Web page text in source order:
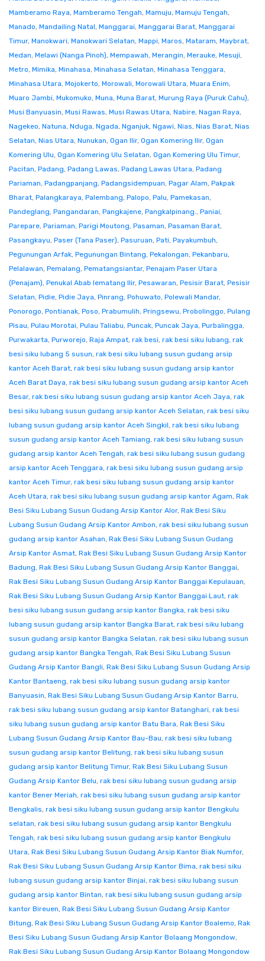
Mamberamo Raya, Mamberamo Tengah, Mamuju, Mamuju Tengah,
Manado, Mandailing Natal, Manggarai, Manggarai Barat, Manggarai
Timur, Manokwari, Manokwari Selatan, Mappi, Maros, Mataram, Maybrat,
Medan, Melawi (Nanga Pinoh), Mempawah, Merangin, Merauke, Mesuji,
Metro, Mimika, Minahasa, Minahasa Selatan, Minahasa Tenggara,
Minahasa Utara, Mojokerto, Morowali, Morowali Utara, Muara Enim,
Muaro Jambi, Mukomuko, Muna, Muna Barat, Murung Raya (Puruk Cahu),
Musi Banyuasin, Musi Rawas, Musi Rawas Utara, Nabire, Nagan Raya,
Nagekeo, Natuna, Nduga, Ngada, Nganjuk, Ngawi, Nias, Nias Barat, Nias
Selatan, Nias Utara, Nunukan, Ogan Ilir, Ogan Komering Ilir, Ogan
Komering Ulu, Ogan Komering Ulu Selatan, Ogan Komering Ulu Timur,
Pacitan, Padang, Padang Lawas, Padang Lawas Utara, Padang
Pariaman, Padangpanjang, Padangsidempuan, Pagar Alam, Pakpak
Bharat, Palangkaraya, Palembang, Palopo, Palu, Pamekasan,
Pandeglang, Pangandaran, Pangkajene, Pangkalpinang., Paniai,
Parepare, Pariaman, Parigi Moutong, Pasaman, Pasaman Barat,
Pasangkayu, Paser (Tana Paser), Pasuruan, Pati, Payakumbuh,
Pegunungan Arfak, Pegunungan Bintang, Pekalongan, Pekanbaru,
Pelalawan, Pemalang, Pematangsiantar, Penajam Paser Utara
(Penajam), Penukal Abab lematang Ilir, Pesawaran, Pesisir Barat, Pesisir
Selatan, Pidie, Pidie Jaya, Pinrang, Pohuwato, Polewali Mandar,
Ponorogo, Pontianak, Poso, Prabumulih, Pringsewu, Probolinggo, Pulang
Pisau, Pulau Morotai, Pulau Taliabu, Puncak, Puncak Jaya, Purbalingga,
Purwakarta, Purworejo, Raja Ampat, rak besi, rak besi siku lubang, rak
besi siku lubang 5 susun, rak besi siku lubang susun gudang arsip
kantor Aceh Barat, rak besi siku lubang susun gudang arsip kantor
Aceh Barat Daya, rak besi siku lubang susun gudang arsip kantor Aceh
Besar, rak besi siku lubang susun gudang arsip kantor Aceh Jaya, rak
besi siku lubang susun gudang arsip kantor Aceh Selatan, rak besi siku
lubang susun gudang arsip kantor Aceh Singkil, rak besi siku lubang
susun gudang arsip kantor Aceh Tamiang, rak besi siku lubang susun
gudang arsip kantor Aceh Tengah, rak besi siku lubang susun gudang
arsip kantor Aceh Tenggara, rak besi siku lubang susun gudang arsip
kantor Aceh Timur, rak besi siku lubang susun gudang arsip kantor
Aceh Utara, rak besi siku lubang susun gudang arsip kantor Agam, Rak
Besi Siku Lubang Susun Gudang Arsip Kantor Alor, Rak Besi Siku
Lubang Susun Gudang Arsip Kantor Ambon, rak besi siku lubang susun
gudang arsip kantor Asahan, Rak Besi Siku Lubang Susun Gudang
Arsip Kantor Asmat, Rak Besi Siku Lubang Susun Gudang Arsip Kantor
Badung, Rak Besi Siku Lubang Susun Gudang Arsip Kantor Banggai,
Rak Besi Siku Lubang Susun Gudang Arsip Kantor Banggai Kepulauan,
Rak Besi Siku Lubang Susun Gudang Arsip Kantor Banggai Laut, rak
besi siku lubang susun gudang arsip kantor Bangka, rak besi siku
lubang susun gudang arsip kantor Bangka Barat, rak besi siku lubang
susun gudang arsip kantor Bangka Selatan, rak besi siku lubang susun
gudang arsip kantor Bangka Tengah, Rak Besi Siku Lubang Susun
Gudang Arsip Kantor Bangli, Rak Besi Siku Lubang Susun Gudang Arsip
Kantor Bantaeng, rak besi siku lubang susun gudang arsip kantor
Banyuasin, Rak Besi Siku Lubang Susun Gudang Arsip Kantor Barru,
rak besi siku lubang susun gudang arsip kantor Batanghari, rak besi
siku lubang susun gudang arsip kantor Batu Bara, Rak Besi Siku
Lubang Susun Gudang Arsip Kantor Bau-Bau, rak besi siku lubang
susun gudang arsip kantor Belitung, rak besi siku lubang susun
gudang arsip kantor Belitung Timur, Rak Besi Siku Lubang Susun
Gudang Arsip Kantor Belu, rak besi siku lubang susun gudang arsip
kantor Bener Meriah, rak besi siku lubang susun gudang arsip kantor
Bengkalis, rak besi siku lubang susun gudang arsip kantor Bengkulu
selatan, rak besi siku lubang susun gudang arsip kantor Bengkulu
Tengah, rak besi siku lubang susun gudang arsip kantor Bengkulu
Utara, Rak Besi Siku Lubang Susun Gudang Arsip Kantor Biak Numfor,
Rak Besi Siku Lubang Susun Gudang Arsip Kantor Bima, rak besi siku
lubang susun gudang arsip kantor Binjai, rak besi siku lubang susun
gudang arsip kantor Bintan, rak besi siku lubang susun gudang arsip
kantor Bireuen, Rak Besi Siku Lubang Susun Gudang Arsip Kantor
Bitung, Rak Besi Siku Lubang Susun Gudang Arsip Kantor Boalemo, Rak
Besi Siku Lubang Susun Gudang Arsip Kantor Bolaang Mongondow,
Rak Besi Siku Lubang Susun Gudang Arsip Kantor Bolaang Mongondow